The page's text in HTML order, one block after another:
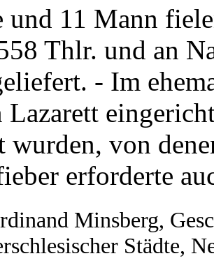
und 11 Mann
Thlr. und an
- Im
Lazarett
von
erforderte
Minsberg,
Städte,